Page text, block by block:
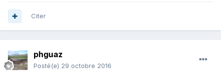
Citer
phguaz
Posté(e) 29 octobre 2016